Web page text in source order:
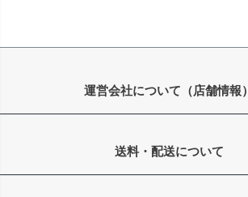
運営会社について（店舗情報）
送料・配送について